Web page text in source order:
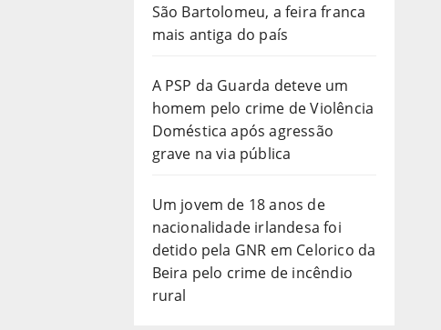
São Bartolomeu, a feira franca
mais antiga do país
A PSP da Guarda deteve um
homem pelo crime de Violência
Doméstica após agressão
grave na via pública
Um jovem de 18 anos de
nacionalidade irlandesa foi
detido pela GNR em Celorico da
Beira pelo crime de incêndio
rural